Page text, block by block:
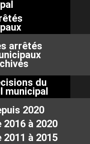
arrêtés
du
municipal
2020
2016 à 2020
2011 à 2015